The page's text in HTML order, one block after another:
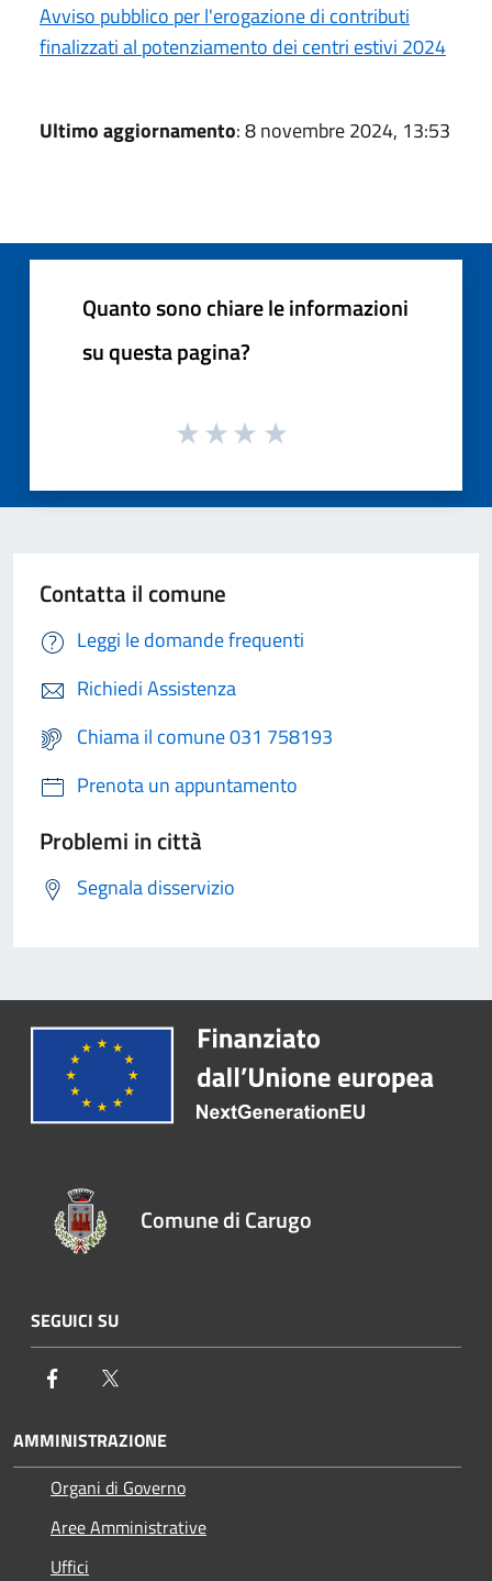
Avviso pubblico per l'erogazione di contributi
finalizzati al potenziamento dei centri estivi 2024
Ultimo aggiornamento: 8 novembre 2024, 13:53
Quanto sono chiare le informazioni
su questa pagina?
Contatta il comune
Leggi le domande frequenti
Richiedi Assistenza
Chiama il comune 031 758193
Prenota un appuntamento
Problemi in città
Segnala disservizio
Comune di Carugo
SEGUICI SU
Facebook
AMMINISTRAZIONE
Organi di Governo
Aree Amministrative
Uffici